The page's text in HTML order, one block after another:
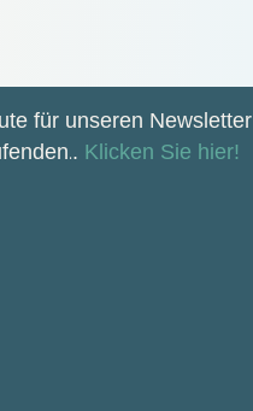
für unseren Newsletter
.. Klicken Sie hier!